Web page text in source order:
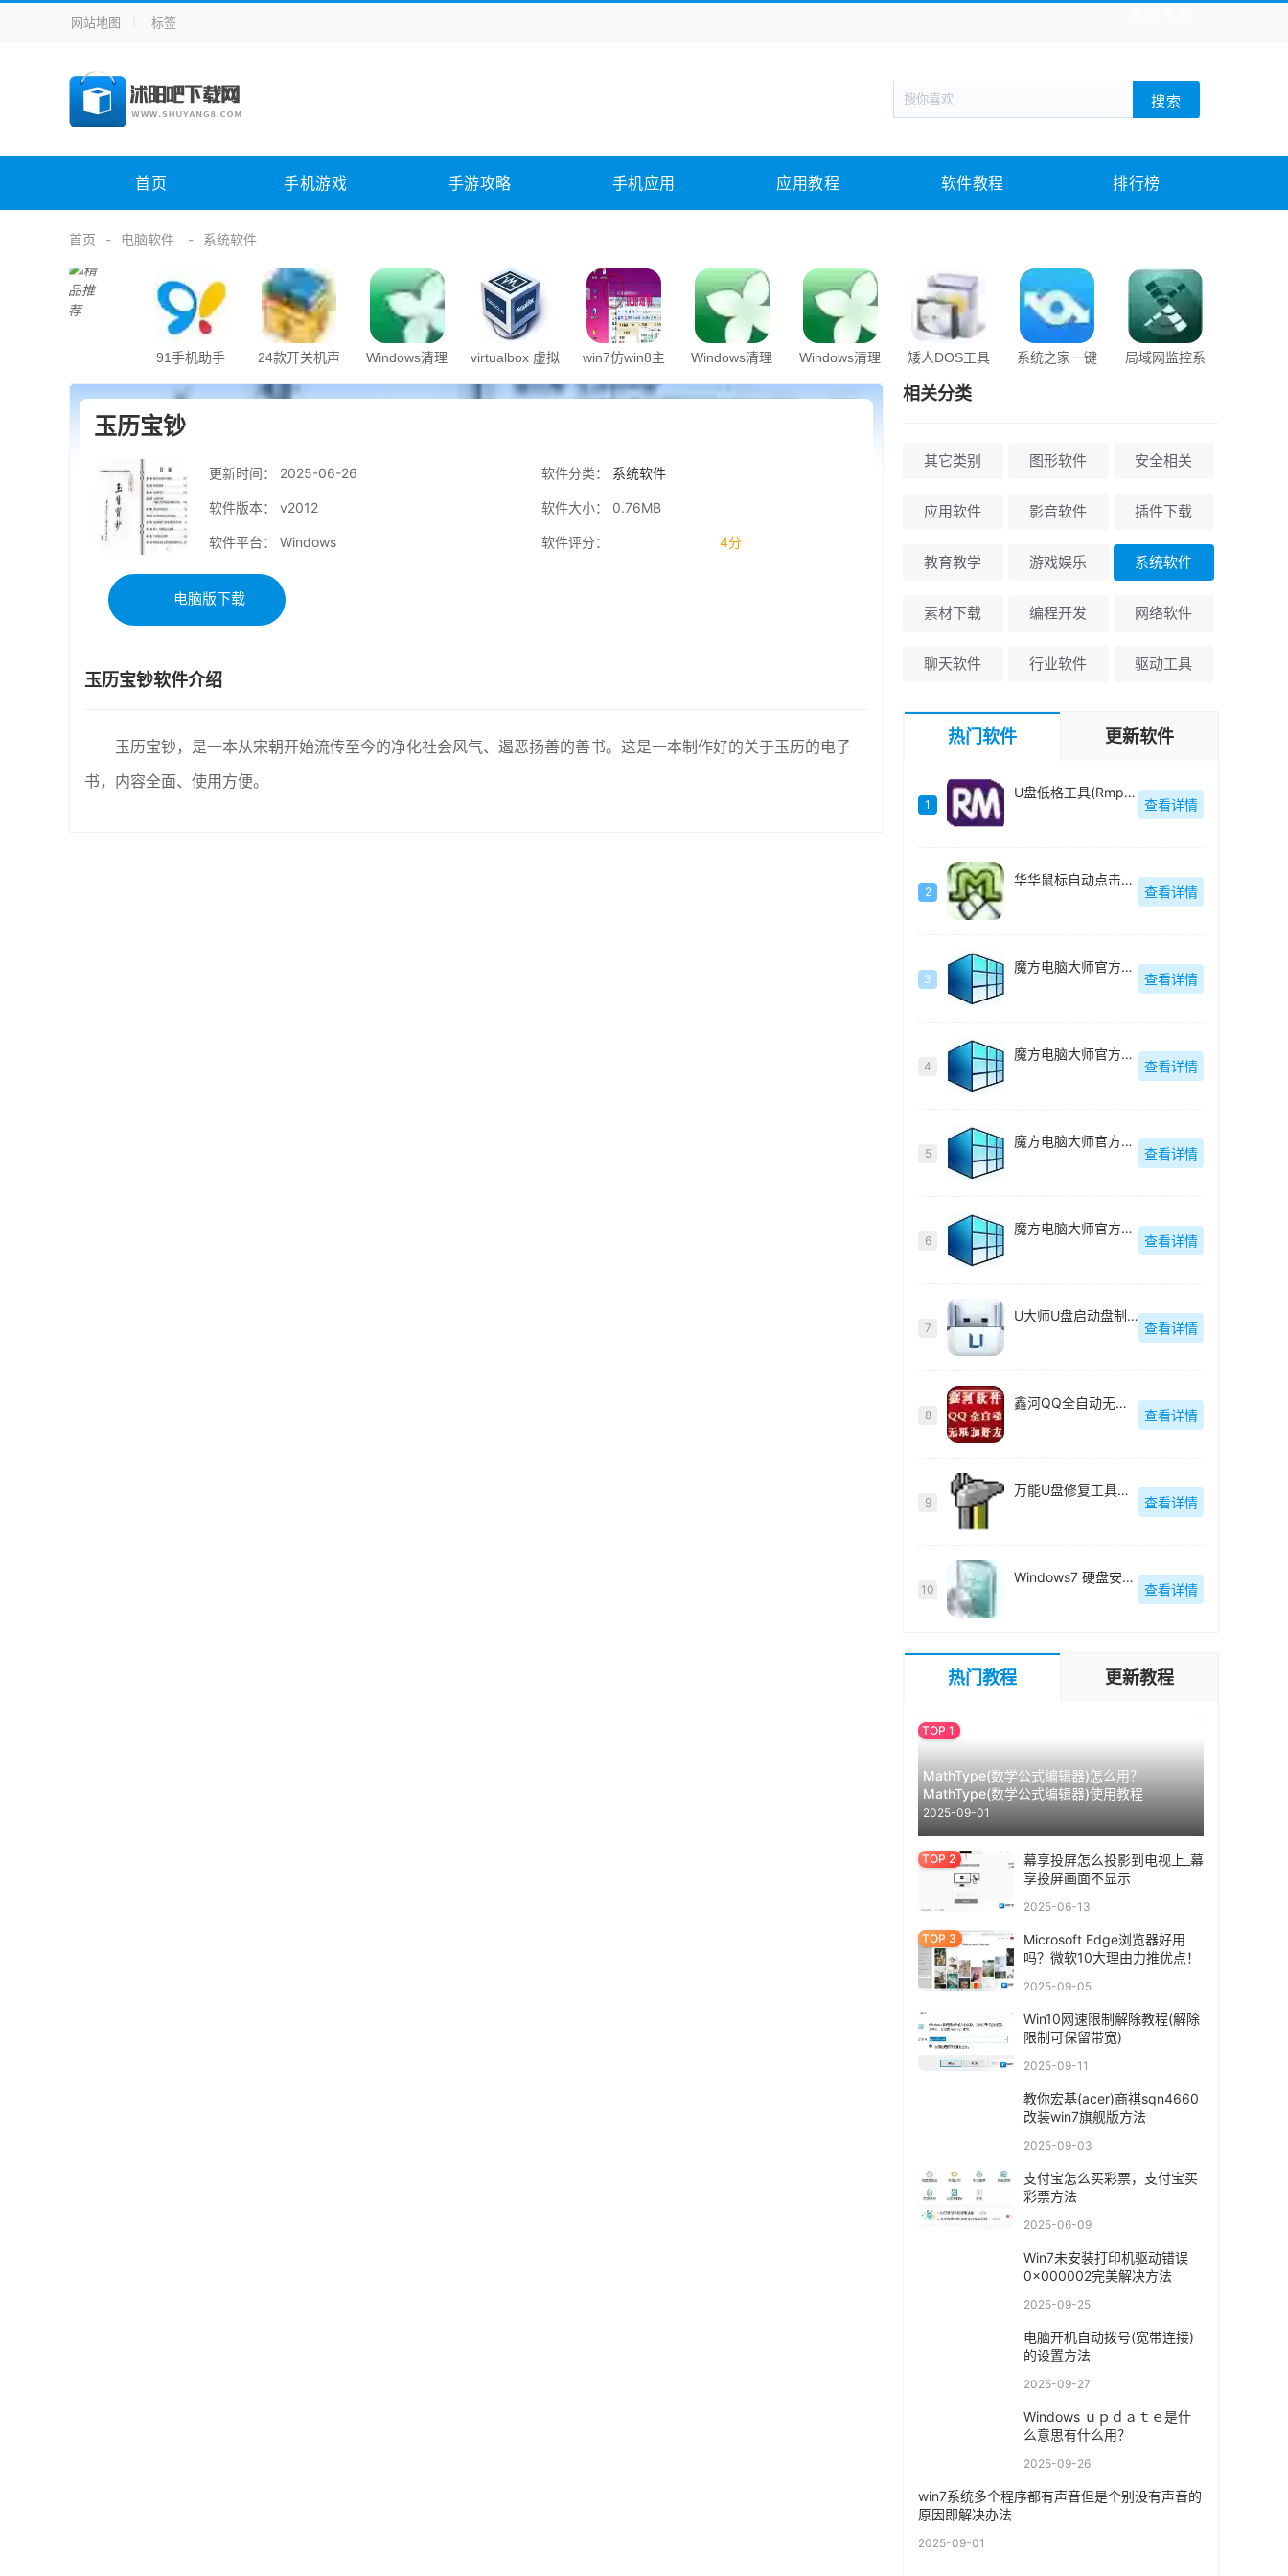
手机应用 新闻阅读 旅游出行 生活实用
手机游戏 H5游戏 回合网游 战棋游戏 枪战射击
电脑软件 其它类别 图形软件 安全相关 应用软件 影音软件 插件下载 教育教学 游戏娱乐 系统软件 素材下载
未分类 综合其它
网站地图 标签
搜索
首页 手机游戏 手游攻略 手机应用 应用教程 软件教程 排行榜
首页 电脑软件 系统软件
91手机助手
24款开关机声
Windows清理
virtualbox 虚拟
win7仿win8主
Windows清理
Windows清理
矮人DOS工具
系统之家一键
局域网监控系
玉历宝钞
更新时间： 2025-06-26 软件分类： 系统软件
软件版本： v2012 软件大小： 0.76MB
软件平台： Windows 软件评分： 4分
电脑版下载
玉历宝钞软件介绍
玉历宝钞，是一本从宋朝开始流传至今的净化社会风气、遏恶扬善的善书。这是一本制作好的关于玉历的电子
书，内容全面、使用方便。
相关分类
其它类别 图形软件 安全相关
应用软件 影音软件 插件下载
教育教学 游戏娱乐 系统软件
素材下载 编程开发 网络软件
聊天软件 行业软件 驱动工具
热门软件 更新软件
1
U盘低格工具(Rmprepusb)绿色中文-v2.1.744
查看详情
2
华华鼠标自动点击器绿色去广告版-v4.6
查看详情
3
魔方电脑大师官方最新版-v6.25
查看详情
4
魔方电脑大师官方最新版-v6.25
查看详情
5
魔方电脑大师官方最新版-v6.25
查看详情
6
魔方电脑大师官方最新版-v6.25
查看详情
7
U大师U盘启动盘制作工具【附教程】-v【】
查看详情
8
鑫河QQ全自动无限加好友神器-v2.2.3.6
查看详情
9
万能U盘修复工具绿色版-v1.0
查看详情
10
Windows7 硬盘安装工具绿色版-v1.2.0.62
查看详情
热门教程 更新教程
MathType(数学公式编辑器)怎么用？
MathType(数学公式编辑器)使用教程
2025-09-01
幕享投屏怎么投影到电视上_幕
享投屏画面不显示
2025-06-13
Microsoft Edge浏览器好用
吗？微软10大理由力推优点！
2025-09-05
Win10网速限制解除教程(解除
限制可保留带宽)
2025-09-11
教你宏基(acer)商祺sqn4660
改装win7旗舰版方法
2025-09-03
支付宝怎么买彩票，支付宝买
彩票方法
2025-06-09
Win7未安装打印机驱动错误
0x000002完美解决方法
2025-09-25
电脑开机自动拨号(宽带连接)
的设置方法
2025-09-27
Windows ｕｐｄａｔｅ是什
么意思有什么用？
2025-09-26
win7系统多个程序都有声音但是个别没有声音的
原因即解决办法
2025-09-01